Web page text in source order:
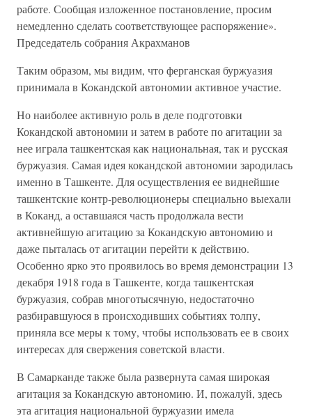
работе. Сообщая изложенное постановление, просим
немедленно сделать соответствующее распоряжение».
Председатель собрания Акрахманов
Таким образом, мы видим, что ферганская буржуазия
принимала в Кокандской автономии активное участие.
Но наиболее активную роль в деле подготовки
Кокандской автономии и затем в работе по агитации за
нее играла ташкентская как национальная, так и русская
буржуазия. Самая идея кокандской автономии зародилась
именно в Ташкенте. Для осуществления ее виднейшие
ташкентские контр-революционеры специально выехали
в Коканд, а оставшаяся часть продолжала вести
активнейшую агитацию за Кокандскую автономию и
даже пыталась от агитации перейти к действию.
Особенно ярко это проявилось во время демонстрации 13
декабря 1918 года в Ташкенте, когда ташкентская
буржуазия, собрав многотысячную, недостаточно
разбиравшуюся в происходивших событиях толпу,
приняла все меры к тому, чтобы использовать ее в своих
интересах для свержения советской власти.
В Самарканде также была развернута самая широкая
агитация за Кокандскую автономию. И, пожалуй, здесь
эта агитация национальной буржуазии имела